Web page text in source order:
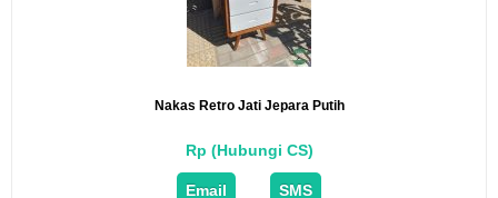
Nakas Retro Jati Jepara Putih
Rp (Hubungi CS)
Email SMS